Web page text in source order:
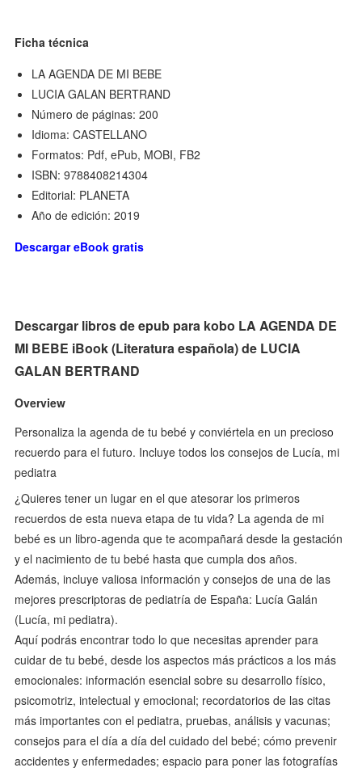
Ficha técnica
LA AGENDA DE MI BEBE
LUCIA GALAN BERTRAND
Número de páginas: 200
Idioma: CASTELLANO
Formatos: Pdf, ePub, MOBI, FB2
ISBN: 9788408214304
Editorial: PLANETA
Año de edición: 2019
Descargar eBook gratis
Descargar libros de epub para kobo LA AGENDA DE
MI BEBE iBook (Literatura española) de LUCIA
GALAN BERTRAND
Overview
Personaliza la agenda de tu bebé y conviértela en un precioso
recuerdo para el futuro. Incluye todos los consejos de Lucía, mi
pediatra
¿Quieres tener un lugar en el que atesorar los primeros
recuerdos de esta nueva etapa de tu vida? La agenda de mi
bebé es un libro-agenda que te acompañará desde la gestación
y el nacimiento de tu bebé hasta que cumpla dos años.
Además, incluye valiosa información y consejos de una de las
mejores prescriptoras de pediatría de España: Lucía Galán
(Lucía, mi pediatra).
Aquí podrás encontrar todo lo que necesitas aprender para
cuidar de tu bebé, desde los aspectos más prácticos a los más
emocionales: información esencial sobre su desarrollo físico,
psicomotriz, intelectual y emocional; recordatorios de las citas
más importantes con el pediatra, pruebas, análisis y vacunas;
consejos para el día a día del cuidado del bebé; cómo prevenir
accidentes y enfermedades; espacio para poner las fotografías